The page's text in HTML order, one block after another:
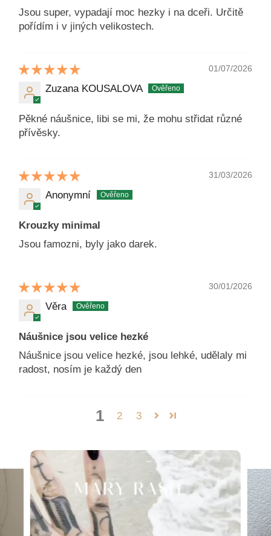
Jsou super, vypadají moc hezky i na dceři. Určitě
pořídím i v jiných velikostech.
01/07/2026
Zuzana KOUSALOVA
Pěkné náušnice, libi se mi, že mohu střidat různé
přívěsky.
31/03/2026
Anonymní
Krouzky minimal
Jsou famozni, byly jako darek.
30/01/2026
Věra
Náušnice jsou velice hezké
Náušnice jsou velice hezké, jsou lehké, udělaly mi
radost, nosím je každý den
1 2 3